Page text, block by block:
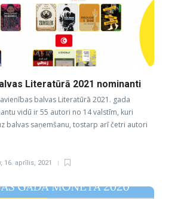
Literatūrā 2021 nominanti
balvas Literatūrā 2021. gada
vidū ir 55 autori no 14 valstīm, kuri
balvas saņemšanu, tostarp arī četri autori
, 16. aprīlis, 2021